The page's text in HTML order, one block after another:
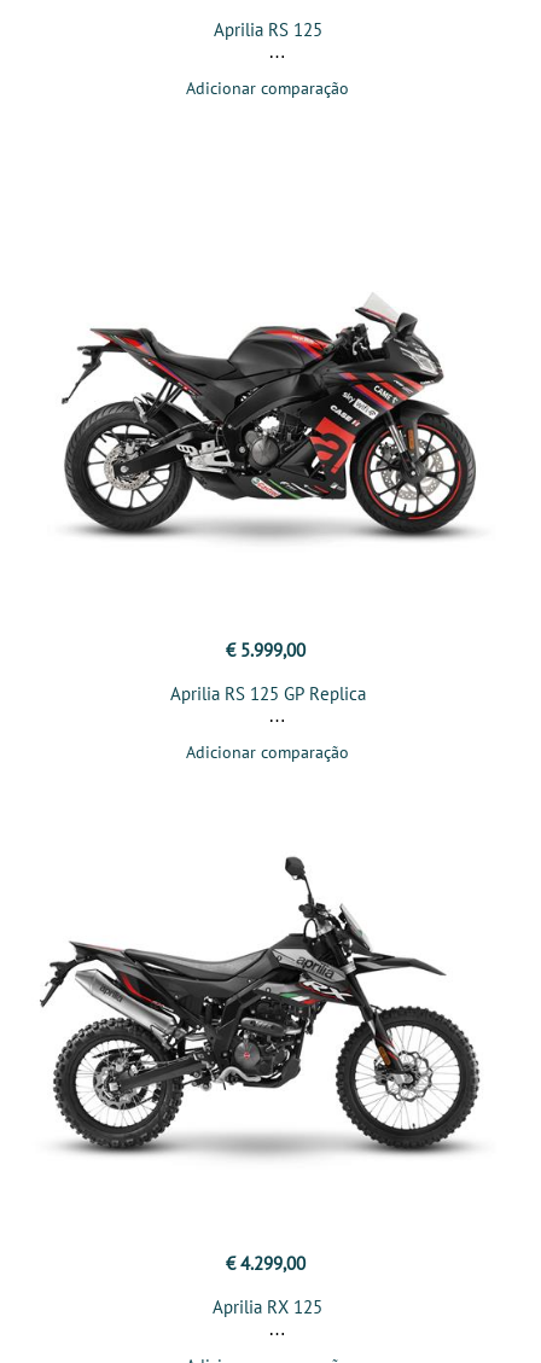
Aprilia RS 125
Adicionar comparação
€ 5.999,00
Aprilia RS 125 GP Replica
Adicionar comparação
€ 4.299,00
Aprilia RX 125